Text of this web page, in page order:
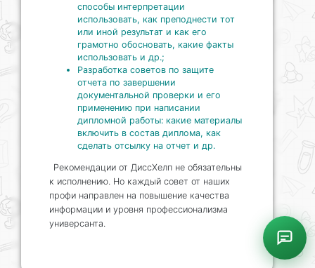
способы интерпретации
использовать, как преподнести тот
или иной результат и как его
грамотно обосновать, какие факты
использовать и др.;
Разработка советов по защите
отчета по завершении
документальной проверки и его
применению при написании
дипломной работы: какие материалы
включить в состав диплома, как
сделать отсылку на отчет и др.
Рекомендации от ДиссХелп не обязательны
к исполнению. Но каждый совет от наших
профи направлен на повышение качества
информации и уровня профессионализма
универсанта.